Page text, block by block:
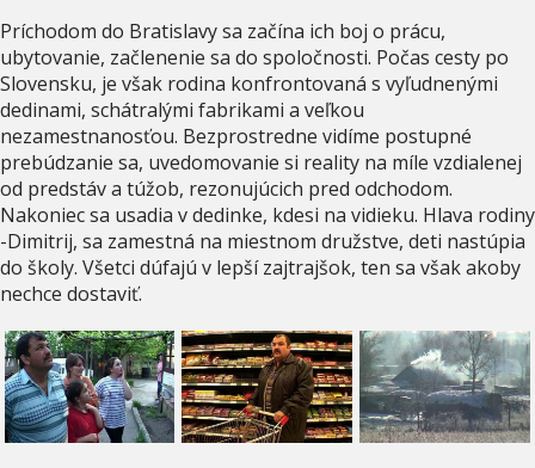
Príchodom do Bratislavy sa začína ich boj o prácu,
ubytovanie, začlenenie sa do spoločnosti. Počas cesty po
Slovensku, je však rodina konfrontovaná s vyľudnenými
dedinami, schátralými fabrikami a veľkou
nezamestnanosťou. Bezprostredne vidíme postupné
prebúdzanie sa, uvedomovanie si reality na míle vzdialenej
od predstáv a túžob, rezonujúcich pred odchodom.
Nakoniec sa usadia v dedinke, kdesi na vidieku. Hlava rodiny
-Dimitrij, sa zamestná na miestnom družstve, deti nastúpia
do školy. Všetci dúfajú v lepší zajtrajšok, ten sa však akoby
nechce dostaviť.